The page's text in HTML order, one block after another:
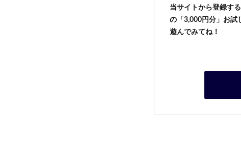
当サイトから登録す
の「3,000円分」お試
遊んでみてね！